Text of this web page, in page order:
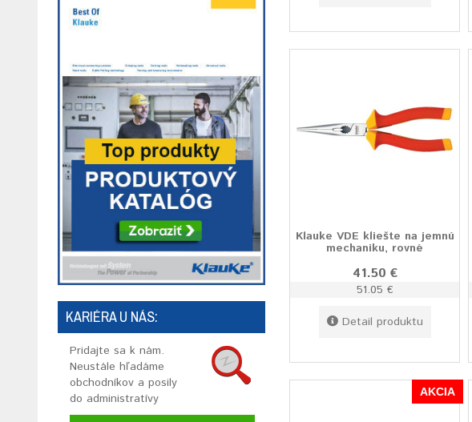
KARIÉRA U NÁS:
Pridajte sa k nám.
Neustále hľadáme
obchodníkov a posily
do administratívy
Klauke VDE kliešte na jemnú
mechaniku, rovné
41.50 €
51.05 €
Detail produktu
AKCIA